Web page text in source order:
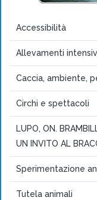
Accessibilità
Allevamenti
Caccia, ambiente,
Circhi e spettacoli
LUPO, ON.
UN INVITO AL
Sperimentazione
Tutela animali